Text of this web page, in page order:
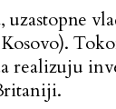
uzastopne
realizuju